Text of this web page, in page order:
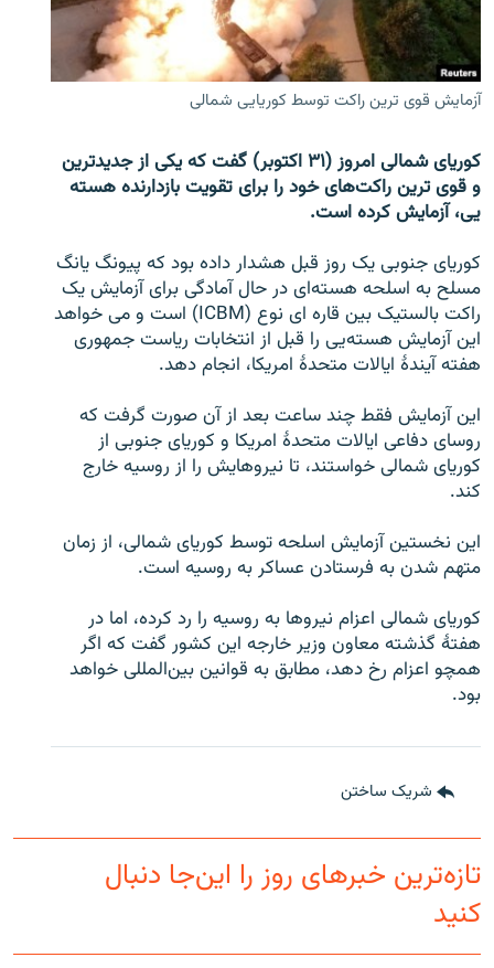
تماس
صفحه پشتو
Azadi English
به ما بپیوندید
همۀ سایت‌های رادیو آزادی/ رادیو اروپای آزاد
آزمایش قوی ترین راکت توسط کوریایی شمالی
کوریای شمالی امروز (۳۱ اکتوبر) گفت که یکی از جدیدترین
و قوی ترین راکت‌های خود را برای تقویت بازدارنده هسته
یی، آزمایش کرده است.
کوریای جنوبی یک روز قبل هشدار داده بود که پیونگ یانگ
مسلح به اسلحه هسته‌ای در حال آمادگی برای آزمایش یک
راکت بالستیک بین قاره ای نوع (ICBM) است و می خواهد
این آزمایش هسته‌یی را قبل از انتخابات ریاست جمهوری
هفته آیندۀ ایالات متحدۀ امریکا، انجام دهد.
این آزمایش فقط چند ساعت بعد از آن صورت گرفت که
روسای دفاعی ایالات متحدۀ امریکا و کوریای جنوبی از
کوریای شمالی خواستند، تا نیروهایش را از روسیه خارج
کند.
این نخستین آزمایش اسلحه توسط کوریای شمالی، از زمان
متهم شدن به فرستادن عساکر به روسیه است.
کوریای شمالی اعزام نیرو‌ها به روسیه را رد کرده، اما در
هفتۀ گذشته معاون وزیر خارجه این کشور گفت که اگر
همچو اعزام رخ دهد، مطابق به قوانین بین‌المللی خواهد
بود.
شریک ساختن
تازه‌ترین خبرهای روز را این‌جا دنبال
کنید